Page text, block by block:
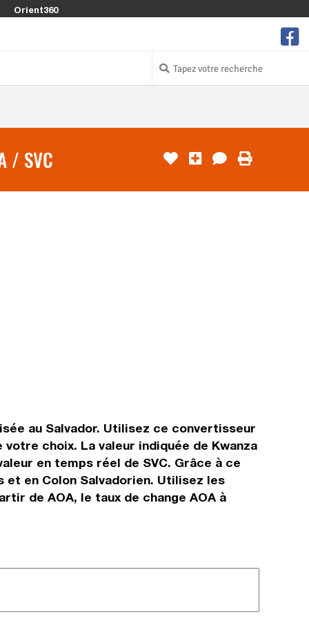
Orient360
/ SVC
au Salvador. Utilisez ce convertisseur
choix. La valeur indiquée de Kwanza
en temps réel de SVC. Grâce à ce
et en Colon Salvadorien. Utilisez les
de AOA, le taux de change AOA à